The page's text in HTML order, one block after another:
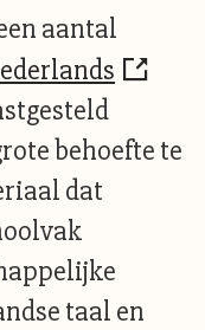
aantal
behoefte te
dat
taal en